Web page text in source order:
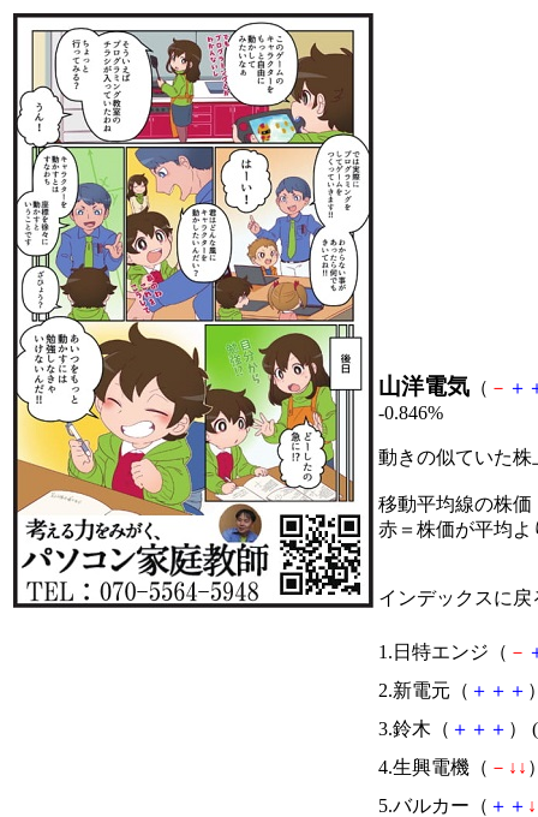
山洋電気 （ － ＋
-0.846%
動きの似ていた
移動平均線の株価
赤＝株価が平均
インデックスに戻
1.日特エンジ（ －
2.新電元（ ＋ ＋ ＋
3.鈴木（ ＋ ＋ ＋ ） (
4.生興電機（ － ↓ ↓
5.バルカー（ ＋ ＋ ↓